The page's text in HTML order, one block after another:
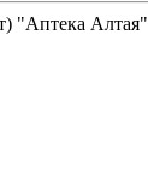
"Аптека Алтая"